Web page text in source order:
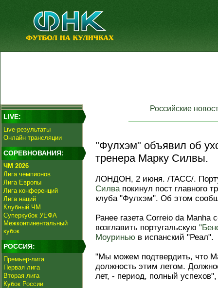
LIVE:
Live-результаты
Онлайн трансляции
СОРЕВНОВАНИЯ:
ЧМ 2026
Лига чемпионов
Лига Европы
Лига конференций
Лига наций
Клубный ЧМ
Суперкубок УЕФА
Межконтинентальный
кубок
РОССИЯ:
Премьер-лига
Первая лига
Вторая лига
Кубок России
Российские
"Фулхэм" объявил об
тренера Марку Силвы.
ЛОНДОН, 2 июня. /ТАСС/.
Силвапокинул пост главного
клуба "Фулхэм". Об этом
Ранее газета Сorreio da
возглавить португальскую
Моуринью в испанский "Реал".
"Мы можем подтвердить, что
должность этим летом.
лет, - период, полный